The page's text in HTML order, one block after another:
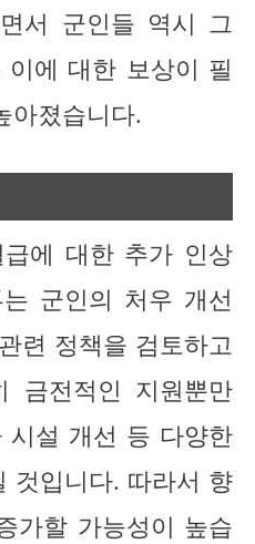
서 군인들 역시 그
에 대한 보상이 필
아졌습니다.
에 대한 추가 인상
군인의 처우 개선
련 정책을 검토하고
금전적인 지원뿐만
시설 개선 등 다양한
것입니다. 따라서 향
가할 가능성이 높습